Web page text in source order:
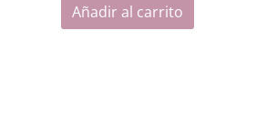
Añadir al carrito